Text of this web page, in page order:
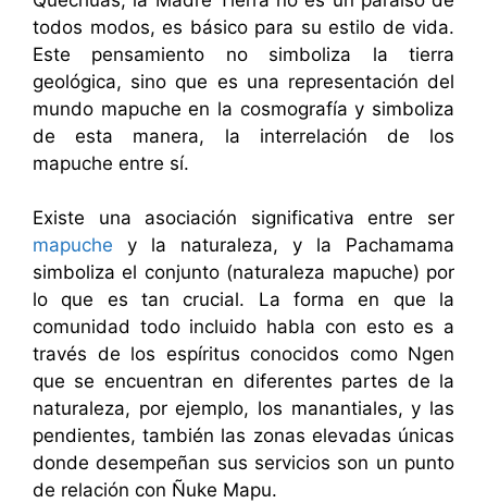
todos modos, es básico para su estilo de vida.
Este pensamiento no simboliza la tierra
geológica, sino que es una representación del
mundo mapuche en la cosmografía y simboliza
de esta manera, la interrelación de los
mapuche entre sí.
Existe una asociación significativa entre ser
mapuche y la naturaleza, y la Pachamama
simboliza el conjunto (naturaleza mapuche) por
lo que es tan crucial. La forma en que la
comunidad todo incluido habla con esto es a
través de los espíritus conocidos como Ngen
que se encuentran en diferentes partes de la
naturaleza, por ejemplo, los manantiales, y las
pendientes, también las zonas elevadas únicas
donde desempeñan sus servicios son un punto
de relación con Ñuke Mapu.